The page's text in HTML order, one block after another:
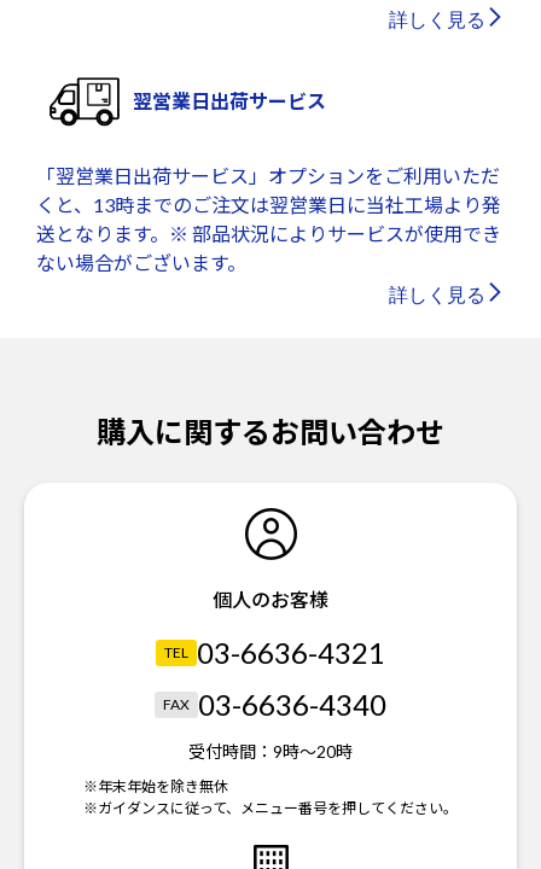
詳しく見る
翌営業日出荷サービス
「翌営業日出荷サービス」オプションをご利用いただ
くと、13時までのご注文は翌営業日に当社工場より発
送となります。※ 部品状況によりサービスが使用でき
ない場合がございます。
詳しく見る
購入に関するお問い合わせ
個人のお客様
TEL 03-6636-4321
FAX 03-6636-4340
受付時間： 9時～20時
※年末年始を除き無休
※ガイダンスに従って、メニュー番号を押してください。